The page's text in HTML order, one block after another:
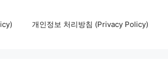
개인정보 처리방침 (Privacy Policy)